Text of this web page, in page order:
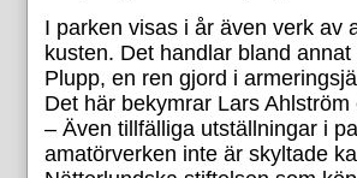
I parken visas i år även verk av
kusten. Det handlar bland
Plupp, en ren gjord i
Det här bekymrar Lars Ahlström
– Även tillfälliga utställningar i
amatörverken inte är skyltade